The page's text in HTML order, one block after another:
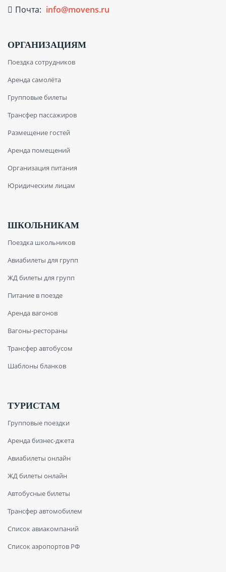
Почта: info@movens.ru
ОРГАНИЗАЦИЯМ
Поездка сотрудников
Аренда самолёта
Групповые билеты
Трансфер пассажиров
Размещение гостей
Аренда помещений
Организация питания
Юридическим лицам
ШКОЛЬНИКАМ
Поездка школьников
Авиабилеты для групп
ЖД билеты для групп
Питание в поезде
Аренда вагонов
Вагоны-рестораны
Трансфер автобусом
Шаблоны бланков
ТУРИСТАМ
Групповые поездки
Аренда бизнес-джета
Авиабилеты онлайн
ЖД билеты онлайн
Автобусные билеты
Трансфер автомобилем
Список авиакомпаний
Список аэропортов РФ